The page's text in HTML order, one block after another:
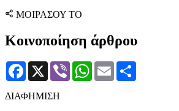
ΜΟΙΡΑΣΟΥ ΤΟ
Κοινοποίηση άρθρου
Facebook
X Viber WhatsApp
Email
ΔΙΑΦΗΜΙΣΗ